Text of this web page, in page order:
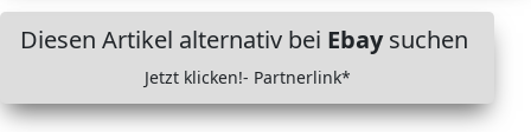
Diesen Artikel alternativ bei Ebaysuchen
Jetzt klicken!- Partnerlink*